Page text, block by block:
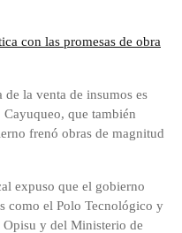
con las promesas de obra
la venta de insumos es
Cayuqueo, que también
frenó obras de magnitud
expuso que el gobierno
como el Polo Tecnológico y
y del Ministerio de